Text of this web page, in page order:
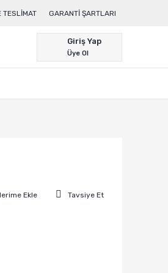
TESLIMAT GARANTI ŞARTLARI
Giriş Yap
Üye Ol
Tavsiye Et